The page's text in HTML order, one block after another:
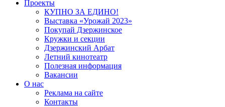
Проекты
КУПНО ЗА ЕДИНО!
Выставка «Урожай 2023»
Покупай Дзержинское
Кружки и секции
Дзержинский Арбат
Летний кинотеатр
Полезная информация
Вакансии
О нас
Реклама на сайте
Контакты